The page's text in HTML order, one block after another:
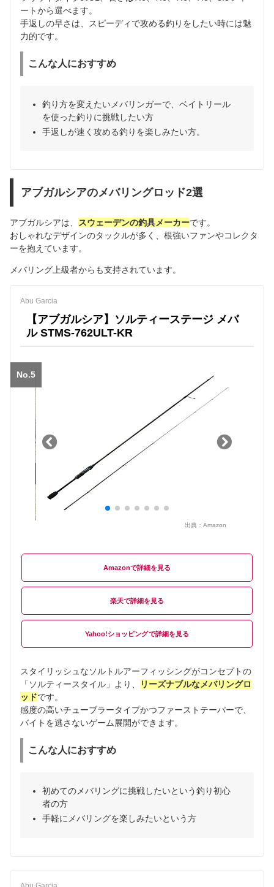
ートから選べます。
手返しの早さは、スピーディで攻める釣りをしたい時には魅
力的です。
こんな人におすすめ
釣り方を変えたいメバリンガーで、ベイトリール
を使った釣りに挑戦したい方
手返しが速く攻める釣りを楽しみたい方。
アブガルシアのメバリングロッド2選
アブガルシアは、 スウェーデンの釣具メーカーです。
おしゃれなデザインのタックルが多く、根強いファンやコレクタ
ーを抱えています。
メバリング上級者からも支持されています。
Abu Garcia
【アブガルシア】ソルティーステージ メバ
ル STMS-762ULT-KR
No.5
出典： Amazon
Amazon
楽天
Yahoo!ショッピング
スタイリッシュなソルトルアーフィッシングがコンセプトの
「ソルティースタイル」より、
リーズナブルなメバリングロ
ッドです。
感度の高いチューブラータイプかつファーストテーパーで、
バイトを逃さないゲーム展開ができます。
こんな人におすすめ
初めてのメバリングに挑戦したいという釣り初心
者の方
手軽にメバリングを楽しみたいという方